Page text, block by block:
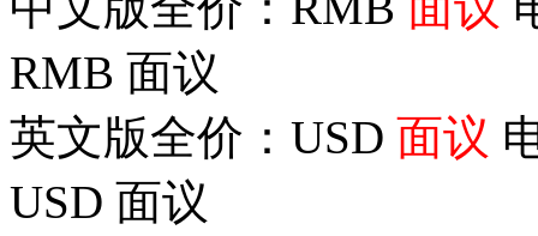
RMB 面议
英文版全价：USD 面议
USD 面议